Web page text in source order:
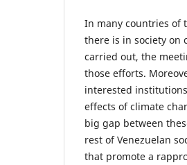
In many countries of
there is in society on
carried out, the
those efforts.
interested
effects of climate
big gap between
rest of Venezuelan
that promote a